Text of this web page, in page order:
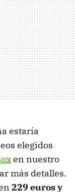
estaría
elegidos
en nuestro
más detalles.
229 euros y